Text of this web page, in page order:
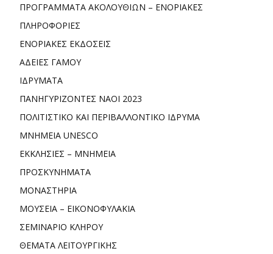
ΠΡΟΓΡΑΜΜΑΤΑ ΑΚΟΛΟΥΘΙΩΝ – ΕΝΟΡΙΑΚΕΣ
ΠΛΗΡΟΦΟΡΙΕΣ
ΕΝΟΡΙΑΚΕΣ ΕΚΔΟΣΕΙΣ
ΑΔΕΙΕΣ ΓΑΜΟΥ
ΙΔΡΥΜΑΤΑ
ΠΑΝΗΓΥΡΙΖΟΝΤΕΣ ΝΑΟΙ 2023
ΠΟΛΙΤΙΣΤΙΚΟ ΚΑΙ ΠΕΡΙΒΑΛΛΟΝΤΙΚΟ ΙΔΡΥΜΑ
ΜΝΗΜΕΙΑ UNESCO
ΕΚΚΛΗΣΙΕΣ – ΜΝΗΜΕΙΑ
ΠΡΟΣΚΥΝΗΜΑΤΑ
ΜΟΝΑΣΤΗΡΙΑ
ΜΟΥΣΕΙΑ – ΕΙΚΟΝΟΦΥΛΑΚΙΑ
ΣΕΜΙΝΑΡΙΟ ΚΛΗΡΟΥ
ΘΕΜΑΤΑ ΛΕΙΤΟΥΡΓΙΚΗΣ